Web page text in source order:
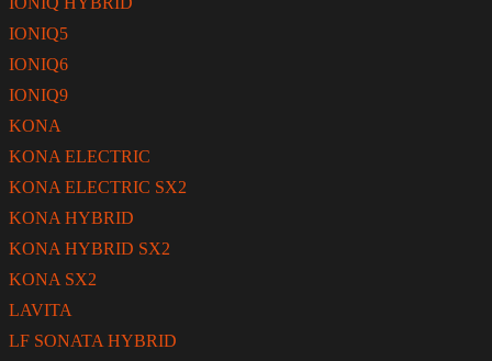
IONIQ5
IONIQ6
IONIQ9
KONA
KONA ELECTRIC
KONA ELECTRIC SX2
KONA HYBRID
KONA HYBRID SX2
KONA SX2
LAVITA
LF SONATA HYBRID